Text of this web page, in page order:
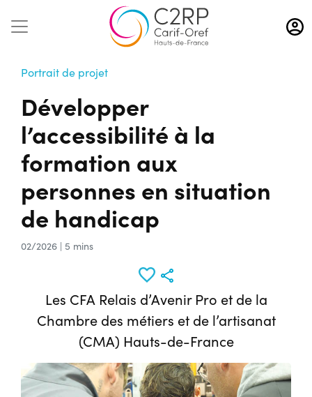
Aller
au
contenu
Portrait de projet
Développer
l’accessibilité à la
formation aux
personnes en situation
de handicap
02/2026 | 5 mins
Les CFA Relais d’Avenir Pro et de la
Chambre des métiers et de l’artisanat
(CMA) Hauts-de-France